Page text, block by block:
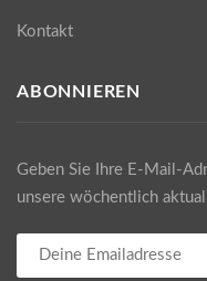
Kontakt
ABONNIEREN
Geben Sie Ihre E-Mail-
unsere wöchentlich